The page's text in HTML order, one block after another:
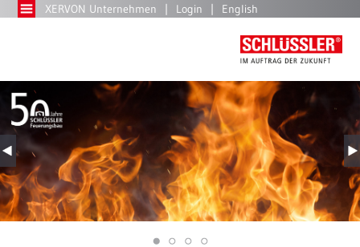
XERVON Unternehmen Login English